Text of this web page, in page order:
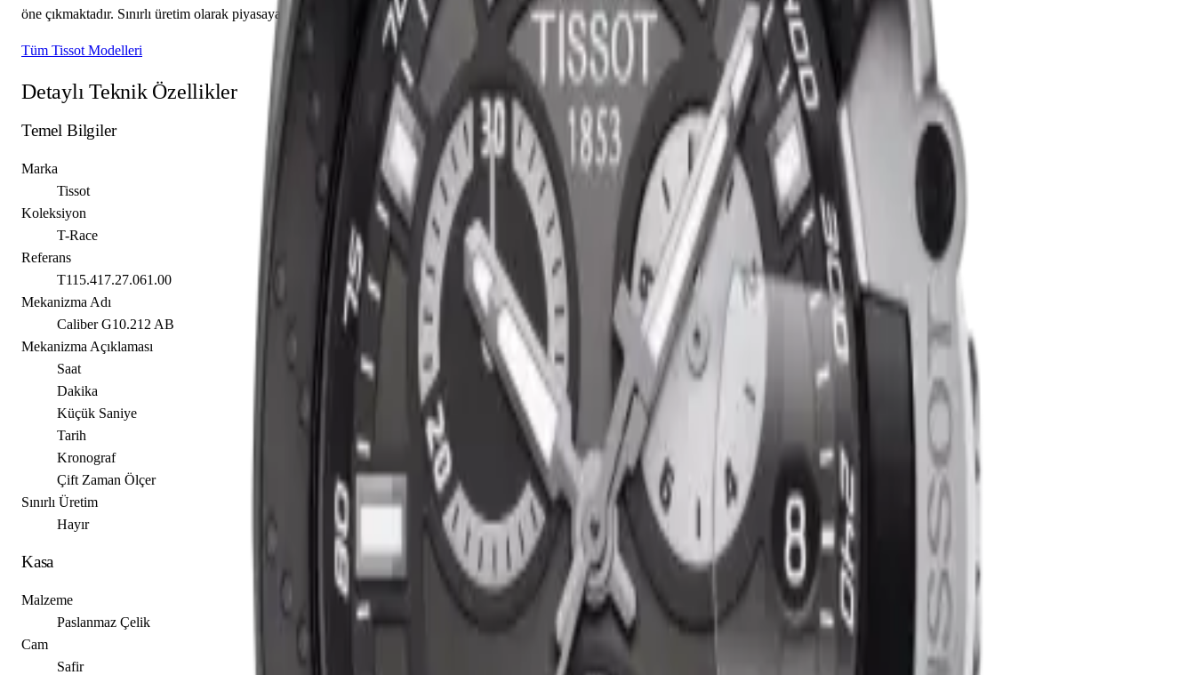
öne çıkmaktadır. Sınırlı üretim olarak piyasaya sunulan bu model, koleksiyonerlerin ilgisini çekmektedir.
Tüm Tissot Modelleri
Detaylı Teknik Özellikler
Temel Bilgiler
Marka
Tissot
Koleksiyon
T-Race
Referans
T115.417.27.061.00
Mekanizma Adı
Caliber G10.212 AB
Mekanizma Açıklaması
Saat
Dakika
Küçük Saniye
Tarih
Kronograf
Çift Zaman Ölçer
Sınırlı Üretim
Hayır
Kasa
Malzeme
Paslanmaz Çelik
Cam
Safir